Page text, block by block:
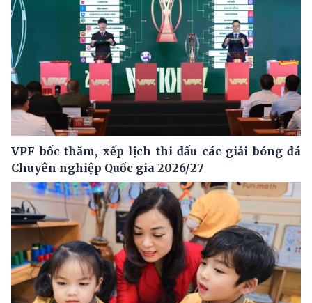
VPF bốc thăm, xếp lịch thi đấu các giải bóng đá
Chuyên nghiệp Quốc gia 2026/27